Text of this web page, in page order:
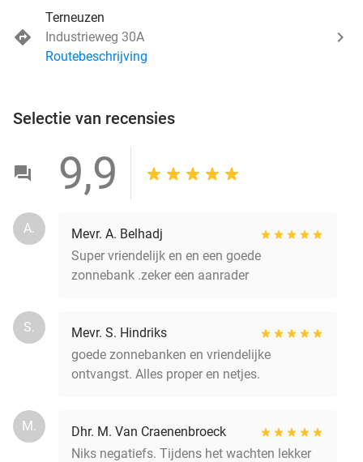
Terneuzen
Industrieweg 30A
Routebeschrijving
Selectie van recensies
9,9
A.
Mevr. A. Belhadj
Super vriendelijk en en een goede
zonnebank .zeker een aanrader
S.
Mevr. S. Hindriks
goede zonnebanken en vriendelijke
ontvangst. Alles proper en netjes.
M.
Dhr. M. Van Craenenbroeck
Niks negatiefs. Tijdens het wachten lekker